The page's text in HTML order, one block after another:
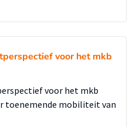
voor het mkb
voor het mkb
toenemende mobiliteit van